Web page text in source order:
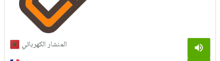
المنشار الكهربائي